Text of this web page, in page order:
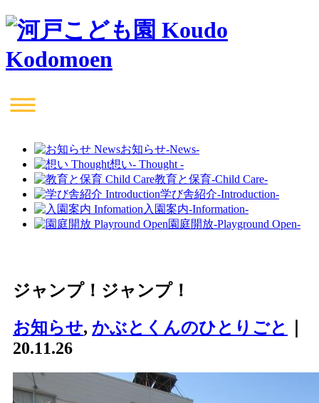
お知らせ-News-
想い- Thought -
教育と保育-Child Care-
学び舎紹介-Introduction-
入園案内-Information-
園庭開放-Playground Open-
ジャンプ！ジャンプ！
お知らせ, かぶとくんのひとりごと
20.11.26